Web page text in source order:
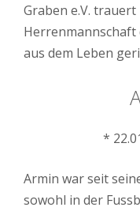
Graben e.V.
aus dem Leben
*
Armin war seit
sowohl in der